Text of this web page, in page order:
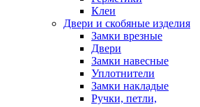
Клеи
Двери и скобяные изделия
Замки врезные
Двери
Замки навесные
Уплотнители
Замки накладые
Ручки, петли,